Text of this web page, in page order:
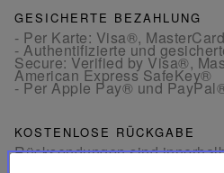
GESICHERTE BEZAHLUNG
- Per Karte: Visa®,
- Authentifizierte und
Secure: Verified by Visa®,
American Express SafeKey®
- Per Apple Pay® und
KOSTENLOSE RÜCKGABE
Rücksendungen sind